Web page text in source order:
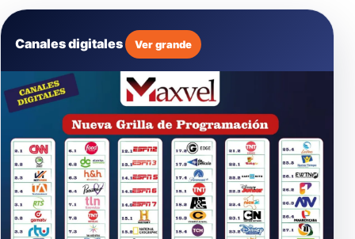
Canales digitales Ver grande